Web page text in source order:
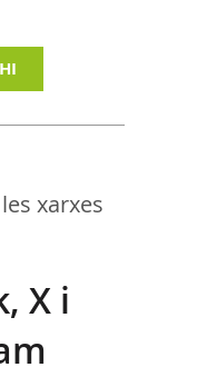
xarxes
X i